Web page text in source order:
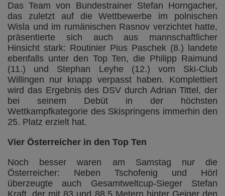
Das Team von Bundestrainer Stefan Horngacher,
das zuletzt auf die Wettbewerbe im polnischen
Wisla und im rumänischen Rasnov verzichtet hatte,
präsentierte sich auch aus mannschaftlicher
Hinsicht stark: Routinier Pius Paschek (8.) landete
ebenfalls unter den Top Ten, die Philipp Raimund
(11.) und Stephan Leyhe (12.) vom Ski-Club
Willingen nur knapp verpasst haben. Komplettiert
wird das Ergebnis des DSV durch Adrian Tittel, der
bei seinem Debüt in der höchsten
Wettkampfkategorie des Skispringens immerhin den
25. Platz erzielt hat.
Vier Österreicher in den Top Ten
Noch besser waren am Samstag nur die
Österreicher: Neben Tschofenig und Hörl
überzeugte auch Gesamtweltcup-Sieger Stefan
Kraft, der mit 83 und 88,5 Metern hinter Geiger den